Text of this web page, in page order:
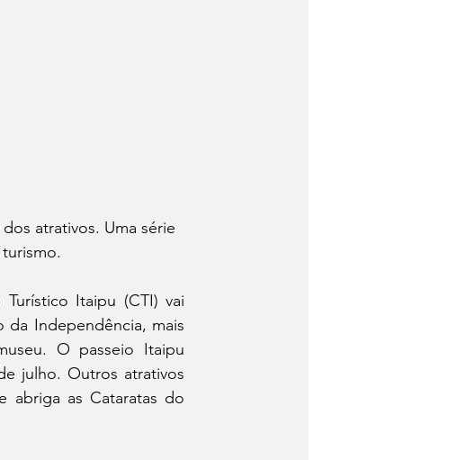
atrativos. Uma série
Itaipu (CTI) vai
da Independência, mais
O passeio Itaipu
julho. Outros atrativos
abriga as Cataratas do